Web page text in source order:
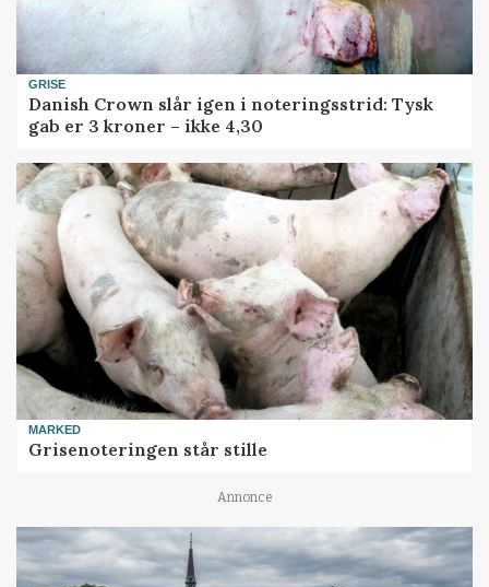
GRISE
Danish Crown slår igen i noteringsstrid: Tysk
gab er 3 kroner – ikke 4,30
MARKED
Grisenoteringen står stille
Annonce